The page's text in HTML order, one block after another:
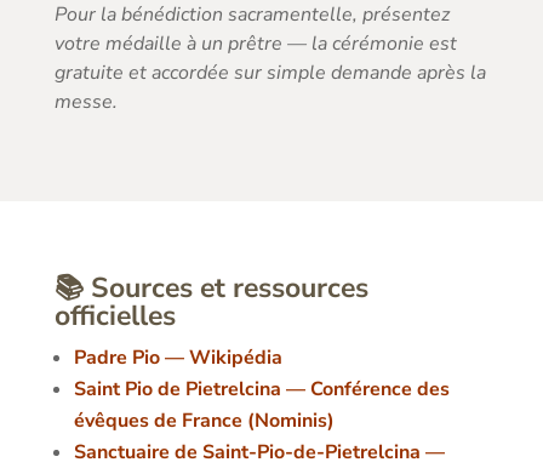
Pour la bénédiction sacramentelle, présentez
votre médaille à un prêtre — la cérémonie est
gratuite et accordée sur simple demande après la
messe.
📚 Sources et ressources
officielles
Padre Pio — Wikipédia
Saint Pio de Pietrelcina — Conférence des
évêques de France (Nominis)
Sanctuaire de Saint-Pio-de-Pietrelcina —